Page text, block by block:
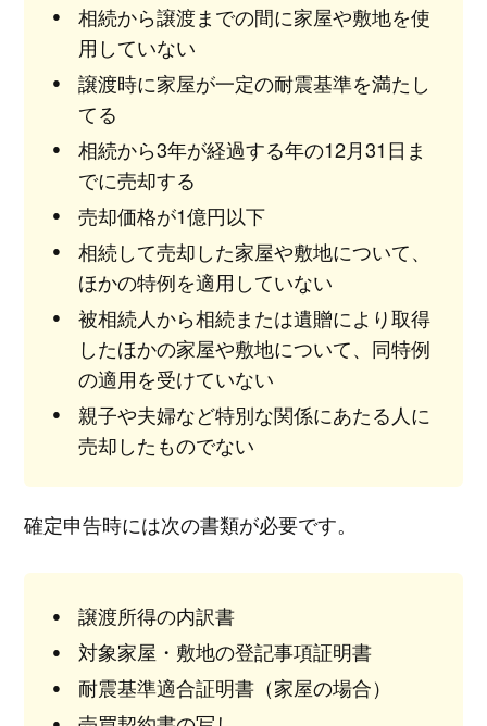
相続から譲渡までの間に家屋や敷地を使
用していない
譲渡時に家屋が一定の耐震基準を満たし
てる
相続から3年が経過する年の12月31日ま
でに売却する
売却価格が1億円以下
相続して売却した家屋や敷地について、
ほかの特例を適用していない
被相続人から相続または遺贈により取得
したほかの家屋や敷地について、同特例
の適用を受けていない
親子や夫婦など特別な関係にあたる人に
売却したものでない
確定申告時には次の書類が必要です。
譲渡所得の内訳書
対象家屋・敷地の登記事項証明書
耐震基準適合証明書（家屋の場合）